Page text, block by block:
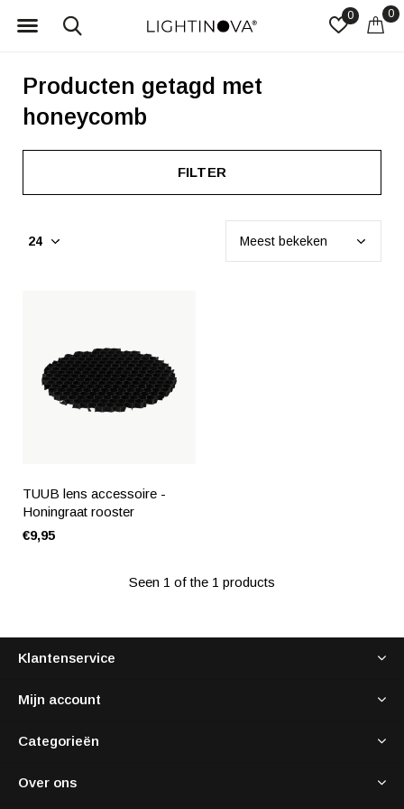
0 0
Producten getagd met
honeycomb
FILTER
TUUB lens accessoire -
Honingraat rooster
€9,95
Seen 1 of the 1 products
Klantenservice
Mijn account
Categorieën
Over ons